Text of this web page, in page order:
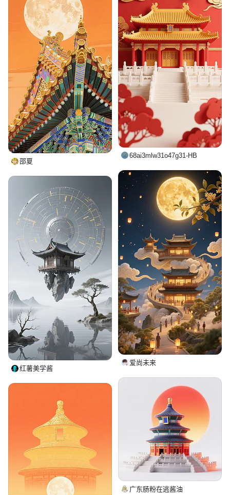
68ai3mlw31o47g31-HB
邵夏
爱尚未来
红薯美学酱
广东肠粉在逃酱油